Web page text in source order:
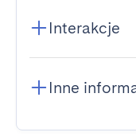
Interakcje
Inne